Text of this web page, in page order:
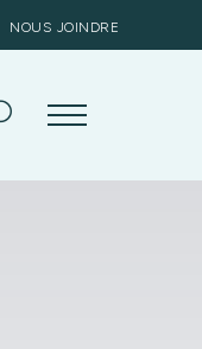
NOUS JOINDRE